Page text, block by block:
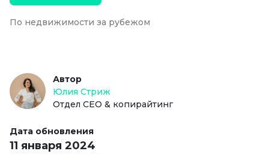
По недвижимости за рубежом
Автор
Юлия Стриж
Отдел СЕО & копирайтинг
Дата обновления
11 января 2024